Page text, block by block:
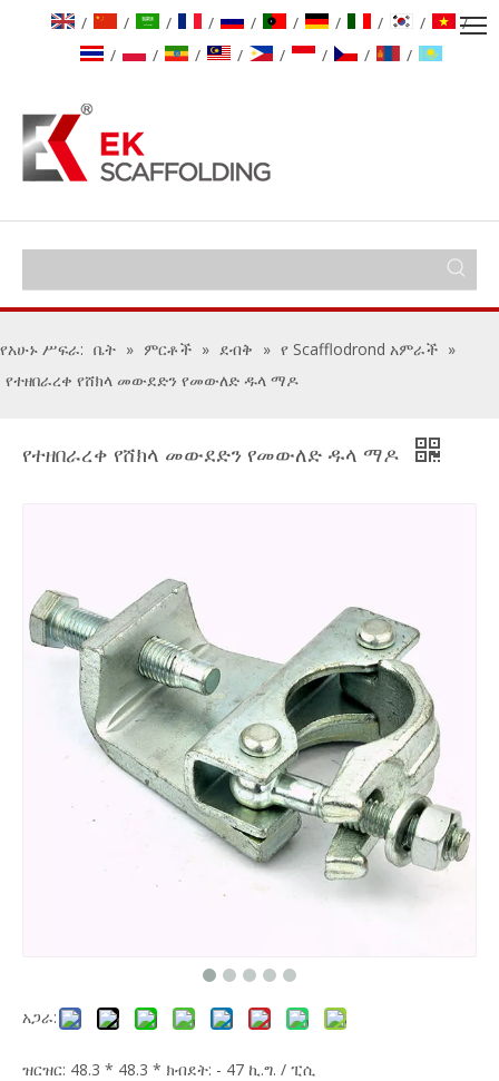
/ / / / / / / / /
/
/
/ / / / / / /
የአሁኑ ሥፍራ: ቤት » ምርቶች » ደብቅ » የ Scafflodrond አምራች »
የተዘበራረቀ የሸክላ መውደድን የመውለድ ዱላ ማዶ
የተዘበራረቀ የሸክላ መውደድን የመውለድ ዱላ ማዶ
አጋራ:
ዝርዝር: 48.3 * 48.3 * ክብደት: - 47 ኪ.ግ. / ፒሲ